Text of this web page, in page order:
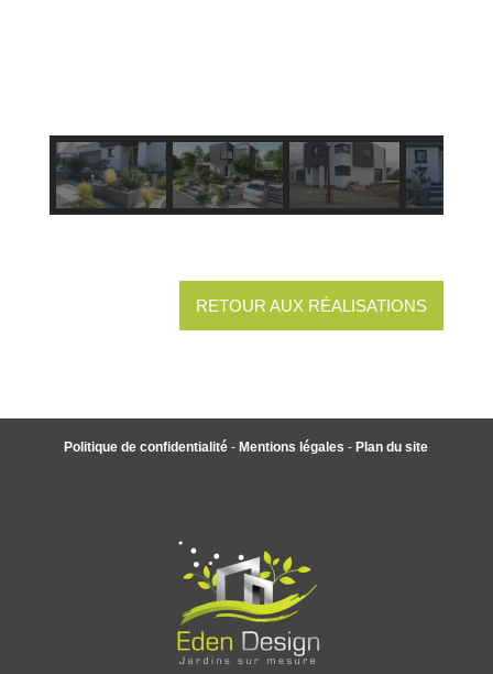
RETOUR AUX RÉALISATIONS
Politique de confidentialité - Mentions légales - Plan du site